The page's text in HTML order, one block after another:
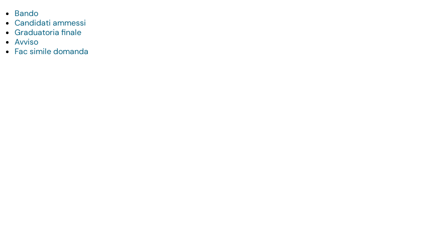
Bando
Candidati ammessi
Graduatoria finale
Avviso
Fac simile domanda